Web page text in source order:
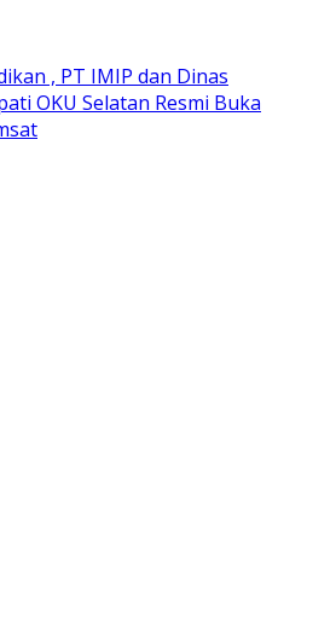
, PT IMIP dan Dinas
OKU Selatan Resmi Buka